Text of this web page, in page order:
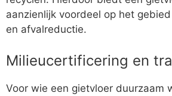
aanzienlijk voordeel op het
en afvalreductie.
Milieucertificering en
Voor wie een gietvloer duurzaam